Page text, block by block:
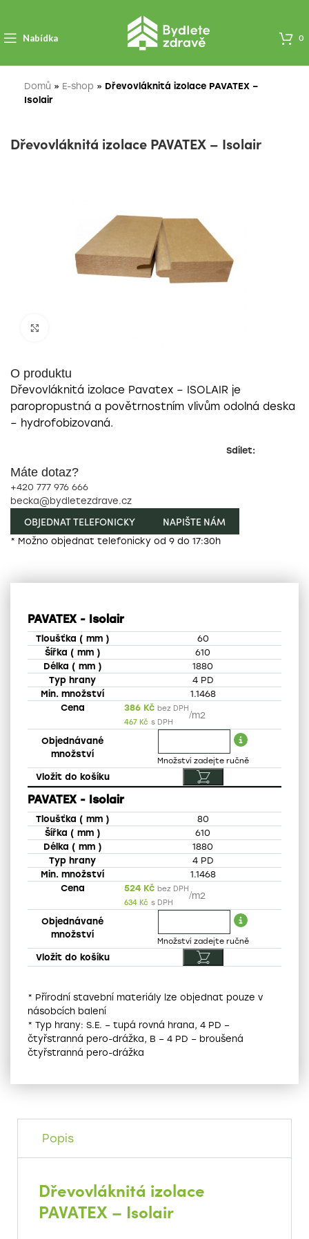
Nabídka 0
Domů » E-shop » Dřevovláknitá izolace PAVATEX –
Isolair
Dřevovláknitá izolace PAVATEX – Isolair
O produktu
Dřevovláknitá izolace Pavatex – ISOLAIR je
paropropustná a povětrnostním vlivům odolná deska
– hydrofobizovaná.
Sdílet:
Máte dotaz?
+420 777 976 666
becka@bydletezdrave.cz
OBJEDNAT TELEFONICKY NAPIŠTE NÁM
* Možno objednat telefonicky od 9 do 17:30h
PAVATEX - Isolair
60
610
1880
4 PD
1.1468
386 Kč bez DPH
467 Kč s DPH
/m2
PAVATEX - Isolair
80
610
1880
4 PD
1.1468
524 Kč bez DPH
634 Kč s DPH
/m2
* Přírodní stavební materiály lze objednat pouze v
násobcích balení
* Typ hrany: S.E. – tupá rovná hrana, 4 PD –
čtyřstranná pero-drážka, B – 4 PD – broušená
čtyřstranná pero-drážka
Popis
Dřevovláknitá izolace
PAVATEX – Isolair